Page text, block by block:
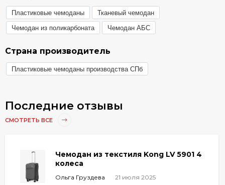
Пластиковые чемоданы
Тканевый чемодан
Чемодан из поликарбоната
Чемодан АБС
Страна производитель
Пластиковые чемоданы производства СПб
Последние отзывы
СМОТРЕТЬ ВСЕ
Чемодан из текстиля Kong LV 5901 4
колеса
Ольга Груздева 21 июля 2025